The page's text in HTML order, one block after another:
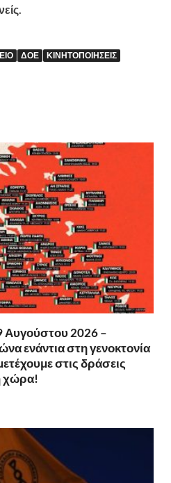
ΔΟΕ
ΚΙΝΗΤΟΠΟΙΉΣΕΙΣ
Αυγούστου 2026 –
ενάντια στη γενοκτονία
στις δράσεις
χώρα!